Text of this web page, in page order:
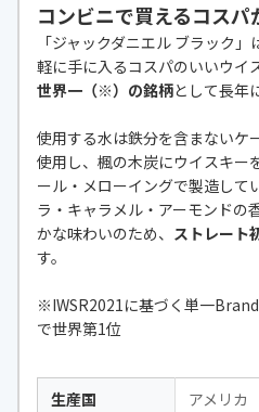
コンビニで買えるコスパ
「ジャックダニエル ブラック
軽に手に入るコスパのいいウイ
世界一（※）の銘柄として長年
使用する水は鉄分を含まないケ
使用し、楓の木炭にウイスキー
ール・メローイングで製造して
ラ・キャラメル・アーモンドの
かな味わいのため、 ストレート
す。
※IWSR2021に基づく単一
で世界第1位
生産国
アメリカ